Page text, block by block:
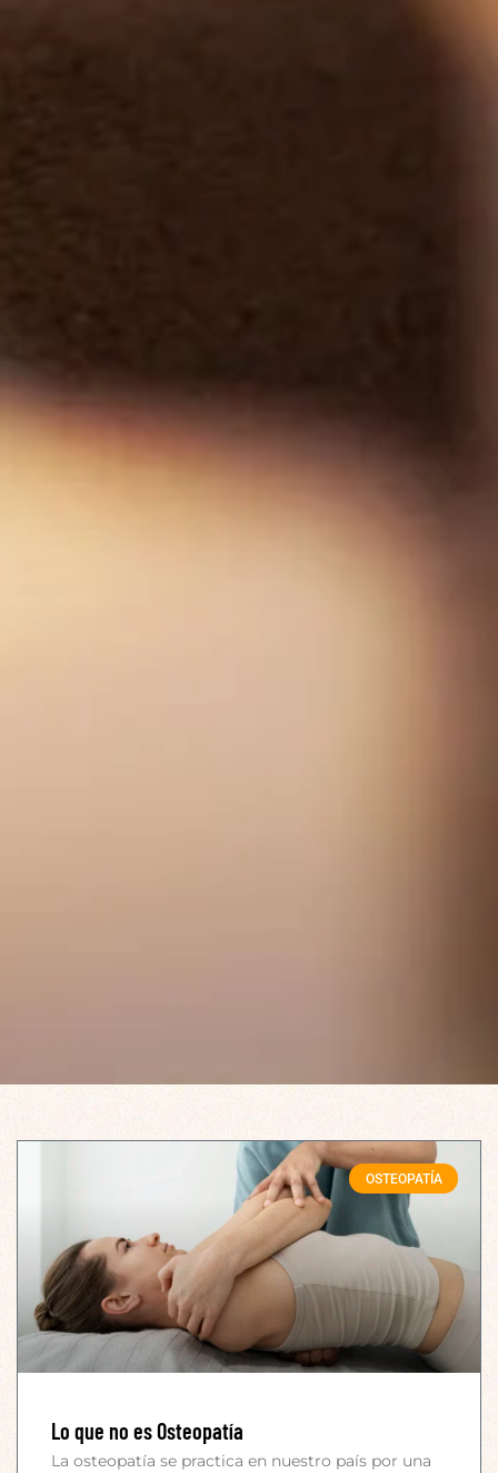
OSTEOPATÍA
Lo que no es Osteopatía
La osteopatía se practica en nuestro país por una